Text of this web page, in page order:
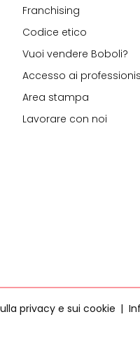
Franchising
Codice etico
Vuoi vendere Boboli?
Accesso ai
Area stampa
Lavorare con noi
privacy e sui cookie